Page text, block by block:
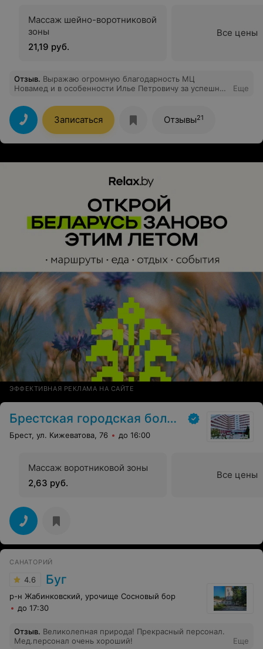
Массаж шейно-воротниковой
зоны
21,19 руб.
Все цены
Отзыв. Выражаю огромную благодарность МЦ
Новамед и в особенности Илье Петровичу за успешное
планировала данную операцию, но не решалась. Узнав,
что в Новамед была открыта офтальмолог.
операционная с передовым оборудованием и
коррекцию проводит Снапок Илья Петрович,
выдающийся специалист, сразу записалась на
выборе метода ЛК, "+" и "-" каждого, изложено
ни разу не пожалела! Во время проведения процедуры
манипуляции выполняются при помощи лазера. В
процессе операции чувствовала себя максимально
комфортно. А соблюдение всех рекомендаций после
операции, свели дискомфорт к минимуму.
Проведением операции осталась очень довольна. Есть
отдельный кабинет - палата с санузлом, где проходит
подготовка, всё стерильно чисто. Всё организовано
чётко и грамотно. Стоимость приятно удивила
Рекомендую всем, кто планирует ЛКЗ!
Еще
Записаться Отзывы21
ЭФФЕКТИВНАЯ РЕКЛАМА НА САЙТЕ
Брестская городская больница № 1
Брест, ул. Кижеватова, 76 до 16:00
Массаж воротниковой зоны
2,63 руб.
Все цены
САНАТОРИЙ
4.6 Буг
р-н Жабинковский, урочище Сосновый бор
до 17:30
Отзыв. Великолепная природа! Прекрасный персонал.
Мед.персонал очень хороший!
Еще